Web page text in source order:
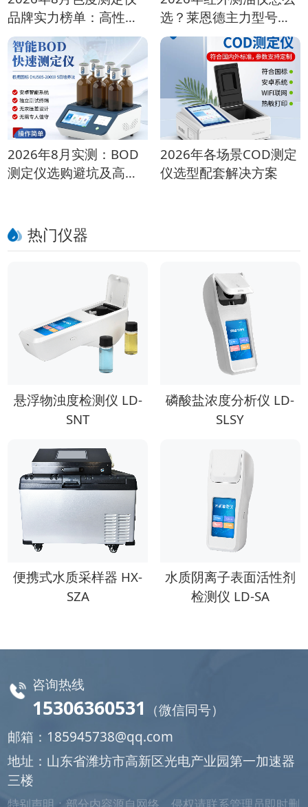
品牌实力榜单：高性价
比机型推荐
选？莱恩德主力型号对
比
2026年8月实测：BOD
测定仪选购避坑及高性
2026年各场景COD测定
仪选型配套解决方案
热门仪器
悬浮物浊度检测仪 LD-
SNT
磷酸盐浓度分析仪 LD-
SLSY
便携式水质采样器 HX-
SZA
水质阴离子表面活性剂
检测仪 LD-SA
咨询热线
15306360531
（微信同号）
邮箱： 185945738@qq.com
地址：山东省潍坊市高新区光电产业园第一加速器
三楼
特别声明：部分内容源自网络，侵权请联系管理员即时删